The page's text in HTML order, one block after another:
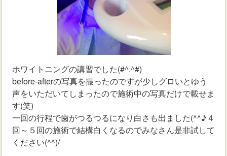
ホワイトニングの講習でした(#^.^#)
before-afterの写真を撮ったのですが少しグロいとゆう
声をいただいてしまったので施術中の写真だけで載せま
す(笑)
一回の行程で歯がつるつるになり白さも出ました(^^♪４
回～５回の施術で結構白くなるのでみなさん是非試して
ください(^^)/